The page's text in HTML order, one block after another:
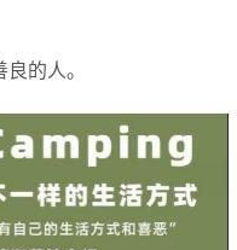
的人。